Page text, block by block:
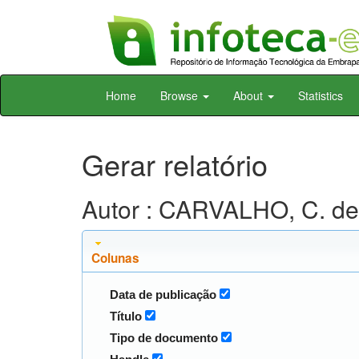
Skip
Home Browse About Statistics
Gerar relatório
Autor : CARVALHO, C.
Colunas
Data de publicação
Título
Tipo de documento